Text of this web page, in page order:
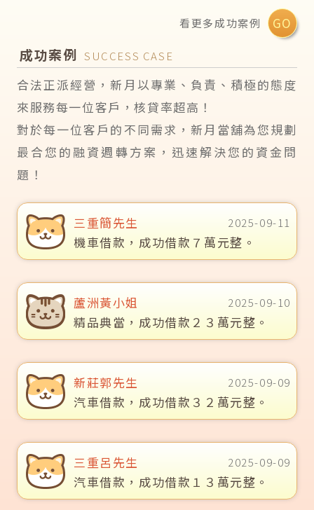
成功案例 SUCCESS CASE
看更多成功案例 GO
合法正派經營，新月以專業、負責、積極的態度
來服務每一位客戶，核貸率超高！
對於每一位客戶的不同需求，新月當舖為您規劃
最合您的融資週轉方案，迅速解決您的資金問
題！
三重簡先生 2025-09-11
機車借款，成功借款７萬元整。
蘆洲黃小姐 2025-09-10
精品典當，成功借款２３萬元整。
新莊郭先生 2025-09-09
汽車借款，成功借款３２萬元整。
三重呂先生 2025-09-09
汽車借款，成功借款１３萬元整。